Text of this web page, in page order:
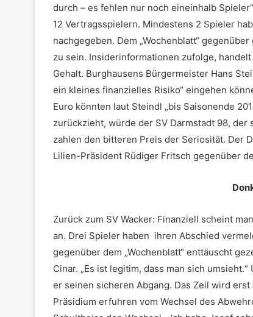
durch – es fehlen nur noch eineinhalb
12 Vertragsspielern. Mindestens 2 Spieler
nachgegeben. Dem „Wochenblatt“
zu sein. Insiderinformationen zufolge,
Gehalt. Burghausens Bürgermeister Hans
ein kleines finanzielles Risiko“ eingehen
Euro könnten laut Steindl „bis Saisonende
zurückzieht, würde der SV Darmstadt 98,
zahlen den bitteren Preis der Seriosität. Der
Lilien-Präsident Rüdiger Fritsch gegenüber
Zurück zum SV Wacker: Finanziell scheint
an. Drei Spieler haben ihren Abschied
gegenüber dem „Wochenblatt“ enttäuscht
Cinar. „Es ist legitim, dass man sich
er seinen sicheren Abgang. Das Zeil wird
Präsidium erfuhren vom Wechsel des